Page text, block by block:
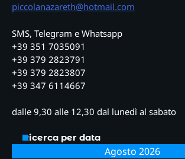
piccolanazareth@hotmail.com
SMS, Telegram e Whatsapp
+39 351 7035091
+39 379 2823791
+39 379 2823807
+39 347 6114667
dalle 9,30 alle 12,30 dal lunedì al sabato
Ricerca per data
Agosto 2026